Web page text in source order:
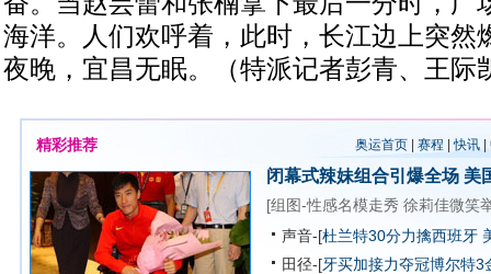
海洋。人们欢呼着，此时，长江边上突然
夜晚，宜昌无眠。（特派记者彭青、王际
精彩推荐 奥运首页| 赛程 |快讯|
闭幕式辣妹组合引爆全场 美
[组图-性感名模走秀 徐莉佳微笑
声音-[杜兰特30分力擒西班牙
田径-[牙买加接力夺冠博尔特3